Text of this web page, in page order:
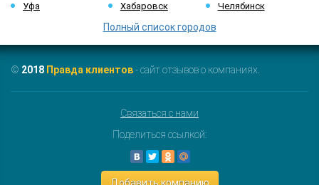
Уфа
Хабаровск Челябинск
Полный список городов
© 2018 Правда клиентов- сайт отзывов о компаниях.
Связаться с нами
Поделиться ссылкой: